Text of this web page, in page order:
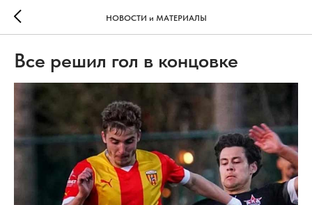
НОВОСТИ и МАТЕРИАЛЫ
Все решил гол в концовке